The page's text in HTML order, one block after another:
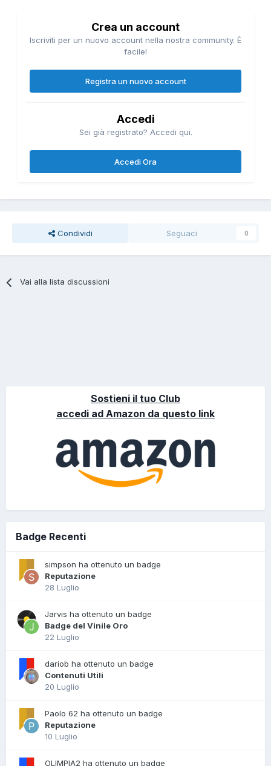
Crea un account
Iscriviti per un nuovo account nella nostra community. È
facile!
Registra un nuovo account
Accedi
Sei già registrato? Accedi qui.
Accedi Ora
Condividi Seguaci 0
Vai alla lista discussioni
Sostieni il tuo Club
accedi ad Amazon da questo link
Badge Recenti
simpson ha ottenuto un badge
Reputazione
28 Luglio
Jarvis ha ottenuto un badge
Badge del Vinile Oro
22 Luglio
dariob ha ottenuto un badge
Contenuti Utili
20 Luglio
Paolo 62 ha ottenuto un badge
Reputazione
10 Luglio
OLIMPIA2 ha ottenuto un badge